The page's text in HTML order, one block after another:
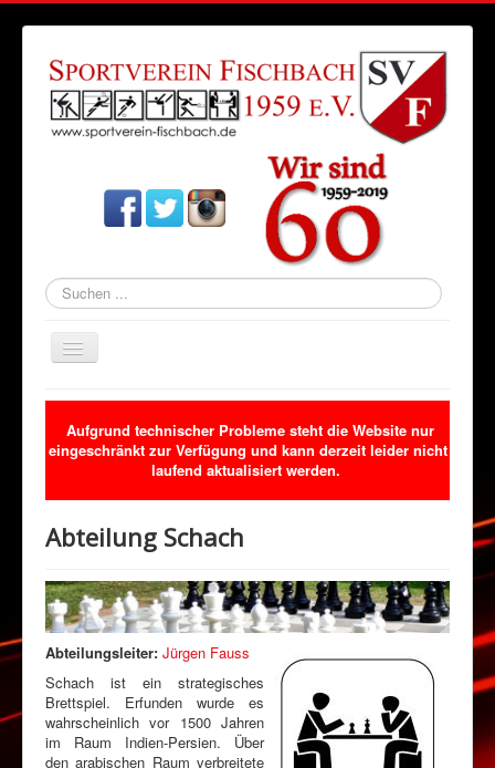
Suchen
...
Navigation
an/aus
Startseite
Aktuelles
Veranstaltungen
Sponsoring
Förderverein
Downloads
Kontakt
Klimaschutz
Aufgrund technischer Probleme steht die Website nur
eingeschränkt zur Verfügung und kann derzeit leider nicht
laufend aktualisiert werden.
Abteilung Schach
Abteilungsleiter: Jürgen Fauss
Schach ist ein strategisches
Brettspiel. Erfunden wurde es
wahrscheinlich vor 1500 Jahren
im Raum Indien-Persien. Über
den arabischen Raum verbreitete